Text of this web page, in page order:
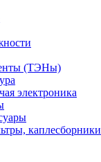
(ТЭНы)
электроника
каплесборники